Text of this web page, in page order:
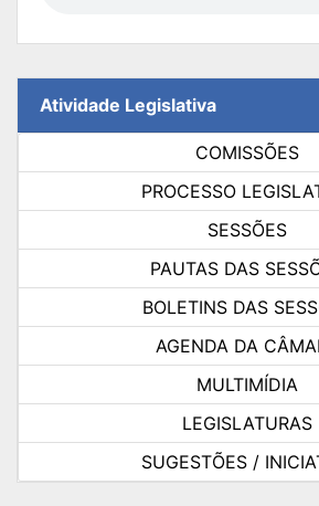
Atividade Legislativa
COMISSÕES
PROCESSO
SESSÕES
PAUTAS DAS
BOLETINS DAS
AGENDA DA
MULTIMÍDIA
LEGISLATURAS
SUGESTÕES /